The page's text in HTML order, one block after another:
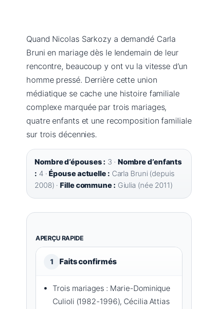
Quand Nicolas Sarkozy a demandé Carla
Bruni en mariage dès le lendemain de leur
rencontre, beaucoup y ont vu la vitesse d’un
homme pressé. Derrière cette union
médiatique se cache une histoire familiale
complexe marquée par trois mariages,
quatre enfants et une recomposition familiale
sur trois décennies.
Nombre d’épouses : 3 · Nombre d’enfants
: 4 ·Épouse actuelle : Carla Bruni (depuis
2008) ·Fille commune : Giulia (née 2011)
APERÇU RAPIDE
1 Faits confirmés
Trois mariages : Marie-Dominique
Culioli (1982-1996), Cécilia Attias